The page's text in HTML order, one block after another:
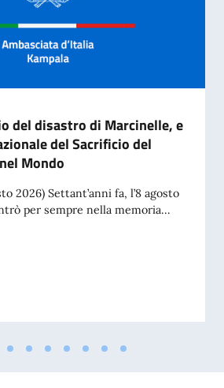
del disastro di Marcinelle, e
del Sacrificio del
Mondo
2026) Settant’anni fa, l’8 agosto
per sempre nella memoria...
del disastro di Marcinelle, e 25°